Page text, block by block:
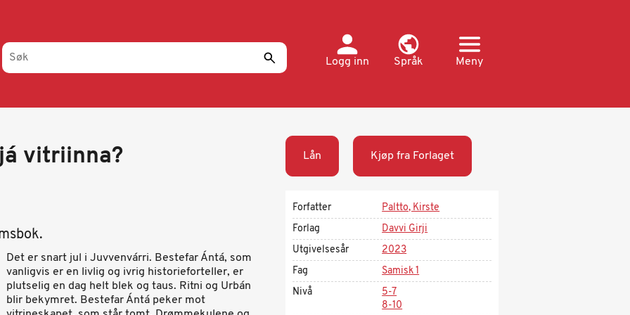
Logg inn
Språk Meny
vitriinna?
Det er snart jul i Juvvenvárri. Bestefar Ántá, som
vanligvis er en livlig og ivrig historieforteller, er
plutselig en dag helt blek og taus. Ritni og Urbán
blir bekymret. Bestefar Ántá peker mot
Lån Kjøp fra Forlaget
Forfatter
Paltto, Kirste
Forlag
Davvi Girji
Utgivelsesår
2023
Fag
Samisk 1
Nivå
5-7
8-10